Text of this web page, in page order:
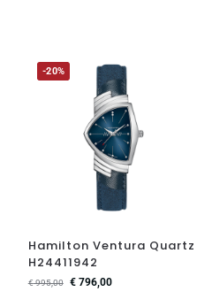
-20%
Hamilton Ventura Quartz
H24411942
€995,00 €796,00